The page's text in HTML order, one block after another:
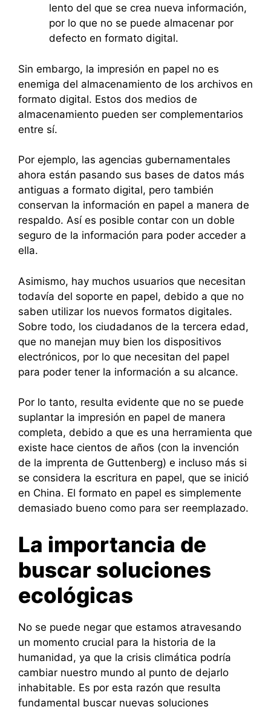
lento del que se crea nueva información,
por lo que no se puede almacenar por
defecto en formato digital.
Sin embargo, la impresión en papel no es
enemiga del almacenamiento de los archivos en
formato digital. Estos dos medios de
almacenamiento pueden ser complementarios
entre sí.
Por ejemplo, las agencias gubernamentales
ahora están pasando sus bases de datos más
antiguas a formato digital, pero también
conservan la información en papel a manera de
respaldo. Así es posible contar con un doble
seguro de la información para poder acceder a
ella.
Asimismo, hay muchos usuarios que necesitan
todavía del soporte en papel, debido a que no
saben utilizar los nuevos formatos digitales.
Sobre todo, los ciudadanos de la tercera edad,
que no manejan muy bien los dispositivos
electrónicos, por lo que necesitan del papel
para poder tener la información a su alcance.
Por lo tanto, resulta evidente que no se puede
suplantar la impresión en papel de manera
completa, debido a que es una herramienta que
existe hace cientos de años (con la invención
de la imprenta de Guttenberg) e incluso más si
se considera la escritura en papel, que se inició
en China. El formato en papel es simplemente
demasiado bueno como para ser reemplazado.
La importancia de
buscar soluciones
ecológicas
No se puede negar que estamos atravesando
un momento crucial para la historia de la
humanidad, ya que la crisis climática podría
cambiar nuestro mundo al punto de dejarlo
inhabitable. Es por esta razón que resulta
fundamental buscar nuevas soluciones